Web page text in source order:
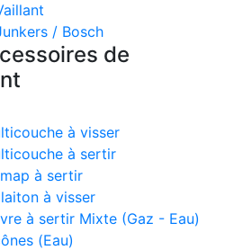
/ Bosch
de
à visser
à sertir
à sertir
à visser
à sertir Mixte (Gaz - Eau)
(Eau)